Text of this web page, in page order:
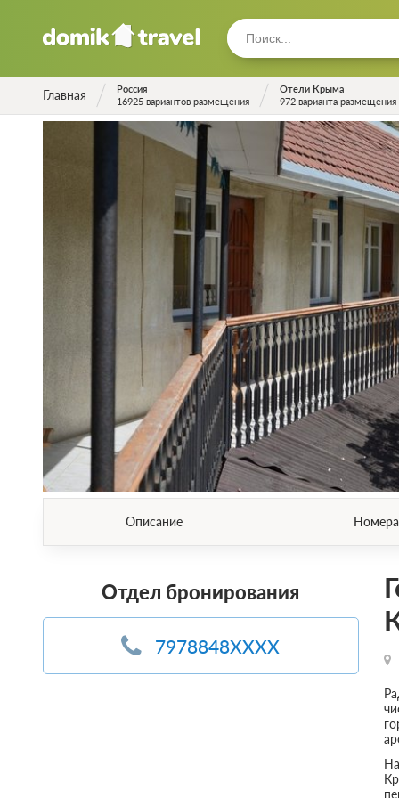
Главная
Россия
16925 вариантов размещения
Отели Крыма
972 варианта размещения
Описание Номера
Отдел бронирования
7978848XXXX